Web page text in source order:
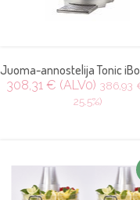
Juoma-annostelija Tonic
308,31 € (ALV0) 386,93
25.5%)